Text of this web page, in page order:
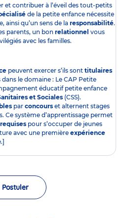
et contribuer à l’éveil des tout-petits
de la petite enfance nécessite
ainsi qu’un sens de la responsabilité.
parents, un bon relationnel vous
avec les familles.
peuvent exercer s’ils sont titulaires
le domaine : Le CAP Petite
éducatif petite enfance
et Sociales (CSS).
par concours et alternent stages
Ce système d’apprentissage permet
pour s’occuper de jeunes
avec une première expérience
Postuler